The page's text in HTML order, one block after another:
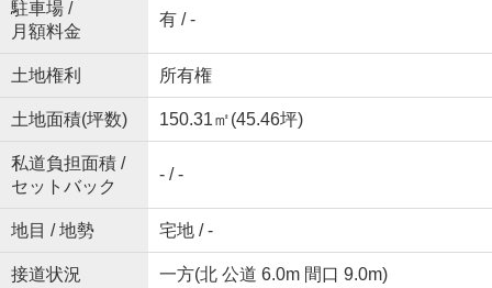
駐車場 /
月額料金
有 / -
土地権利 所有権
土地面積(坪数) 150.31㎡(45.46坪)
私道負担面積 /
セットバック
- / -
地目 / 地勢 宅地 / -
接道状況 一方(北 公道 6.0m 間口 9.0m)